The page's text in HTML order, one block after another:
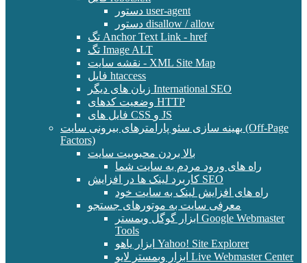
دستور user-agent
دستور disallow / allow
تگ Anchor Text Link - href
تگ Image ALT
نقشه سایت - XML Site Map
فایل htaccess
زبان های دیگر International SEO
وضعیت کدهای HTTP
فایل های CSS و JS
بهینه سازی سئو پارامترهای بیرونی سایت (Off-Page
Factors)
بالا بردن محبوبیت سایت
راه های ورود مردم به سایت شما
کاربرد لینک ها در افزایش SEO
راه های افزایش لینک به سایت خود
معرفی سایت به موتورهای جستجو
ابزار گوگل وبمستر Google Webmaster
Tools
ابزار یاهو Yahoo! Site Explorer
ابزار وبمستر لایو Live Webmaster Center